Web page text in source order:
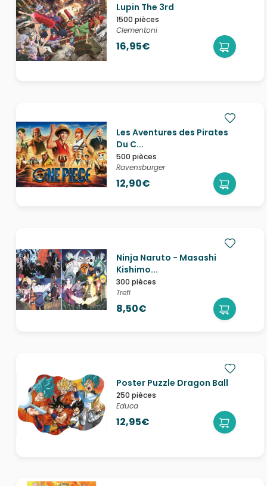
Lupin The 3rd
1500 pièces
Clementoni
16,95€
Les Aventures des Pirates
Du C...
500 pièces
Ravensburger
12,90€
Ninja Naruto - Masashi
Kishimo...
300 pièces
Trefl
8,50€
Poster Puzzle Dragon Ball
250 pièces
Educa
12,95€